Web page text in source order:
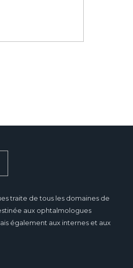
traite de tous les domaines de
aux ophtalmologues
également aux internes et aux